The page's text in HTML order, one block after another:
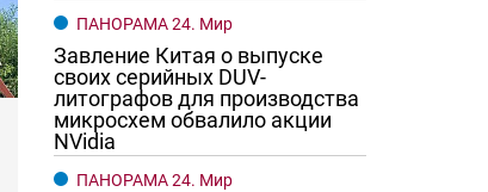
ПАНОРАМА 24. Мир
Завление Китая о выпуске
своих серийных DUV-
литографов для производства
микросхем обвалило акции
NVidia
ПАНОРАМА 24. Мир